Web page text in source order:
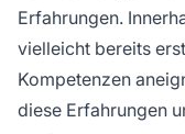
Erfahrungen.
vielleicht bereits
Kompetenzen
diese Erfahrungen